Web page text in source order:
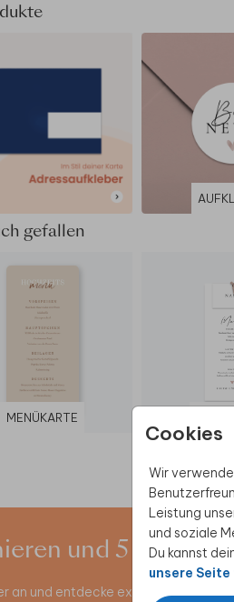
Cookies
Wir
Leistung
und soziale
Du kannst
unsere
gefallen
MENÜKARTE
und 5 €
an und entdecke exklusive